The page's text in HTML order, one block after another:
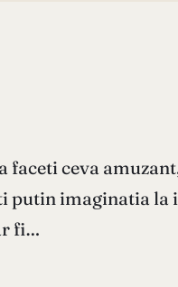
faceti ceva
putin imaginatia la
fi…